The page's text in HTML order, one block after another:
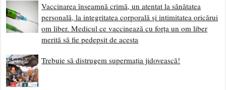
Vaccinarea înseamnă crimă, un atentat la sănătatea
personală, la integritatea corporală și intimitatea oricărui
om liber. Medicul ce vaccinează cu forța un om liber
merită să fie pedepsit de acesta
Trebuie să distrugem supermația jidovească!